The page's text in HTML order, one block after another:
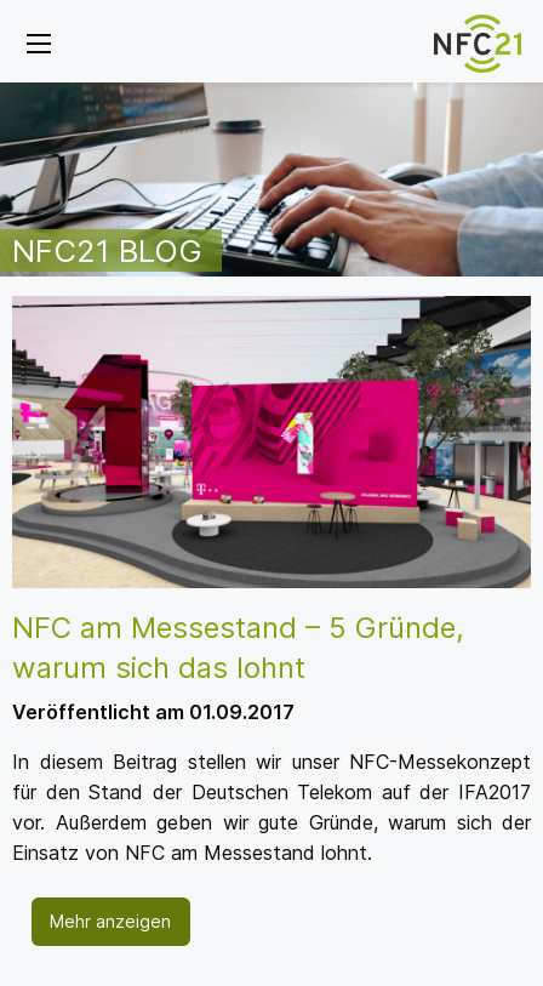
NFC21 BLOG
NFC am Messestand – 5 Gründe,
warum sich das lohnt
Veröffentlicht am 01.09.2017
In diesem Beitrag stellen wir unser NFC-Messekonzept
für den Stand der Deutschen Telekom auf der IFA2017
vor. Außerdem geben wir gute Gründe, warum sich der
Einsatz von NFC am Messestand lohnt.
Mehr anzeigen